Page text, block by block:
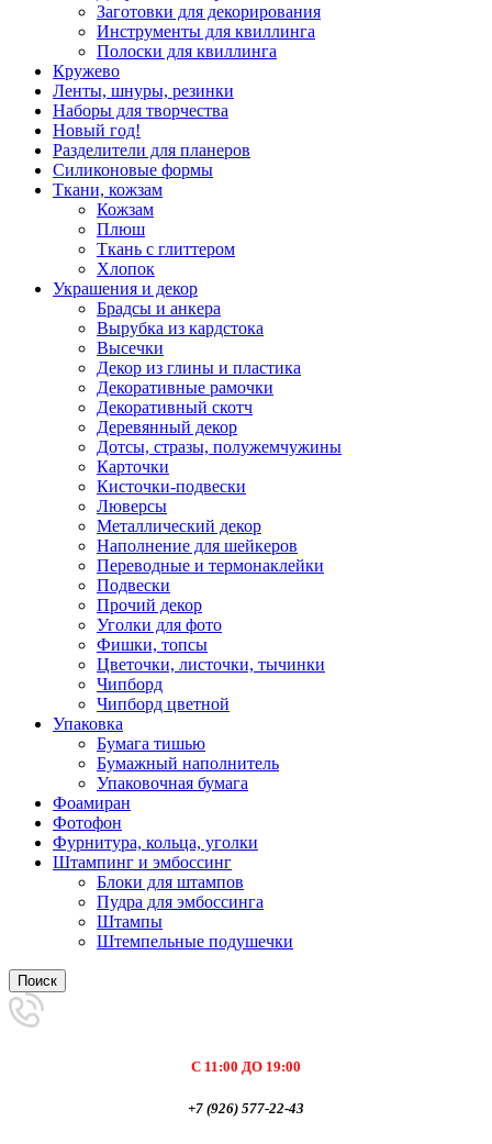
Заготовки для декорирования
Инструменты для квиллинга
Полоски для квиллинга
Кружево
Ленты, шнуры, резинки
Наборы для творчества
Новый год!
Разделители для планеров
Силиконовые формы
Ткани, кожзам
Кожзам
Плюш
Ткань с глиттером
Хлопок
Украшения и декор
Брадсы и анкера
Вырубка из кардстока
Высечки
Декор из глины и пластика
Декоративные рамочки
Декоративный скотч
Деревянный декор
Дотсы, стразы, полужемчужины
Карточки
Кисточки-подвески
Люверсы
Металлический декор
Наполнение для шейкеров
Переводные и термонаклейки
Подвески
Прочий декор
Уголки для фото
Фишки, топсы
Цветочки, листочки, тычинки
Чипборд
Чипборд цветной
Упаковка
Бумага тишью
Бумажный наполнитель
Упаковочная бумага
Фоамиран
Фотофон
Фурнитура, кольца, уголки
Штампинг и эмбоссинг
Блоки для штампов
Пудра для эмбоссинга
Штампы
Штемпельные подушечки
Поиск
С 11:00 ДО 19:00
+7 (926) 577-22-43